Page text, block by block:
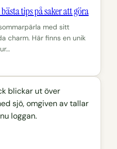
tips på saker att göra
med sitt
charm. Här finns en unik